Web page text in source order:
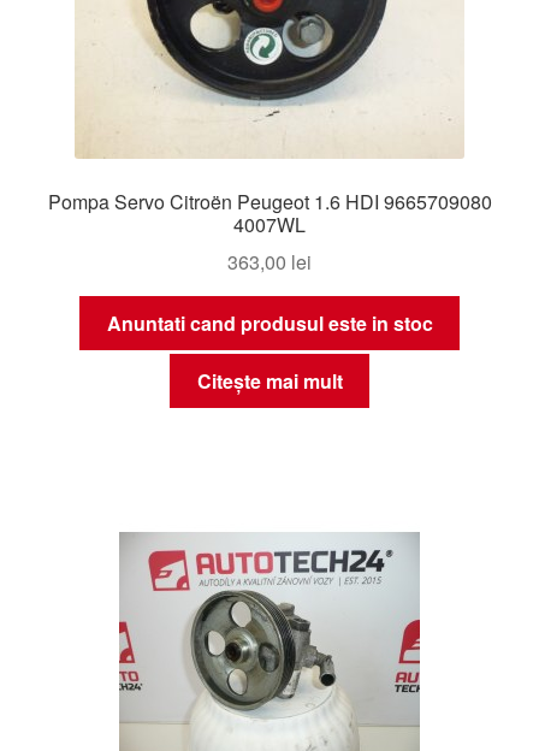
Pompa Servo Citroën Peugeot 1.6 HDI 9665709080
4007WL
363,00 lei
Anuntati cand produsul este in stoc
Citește mai mult